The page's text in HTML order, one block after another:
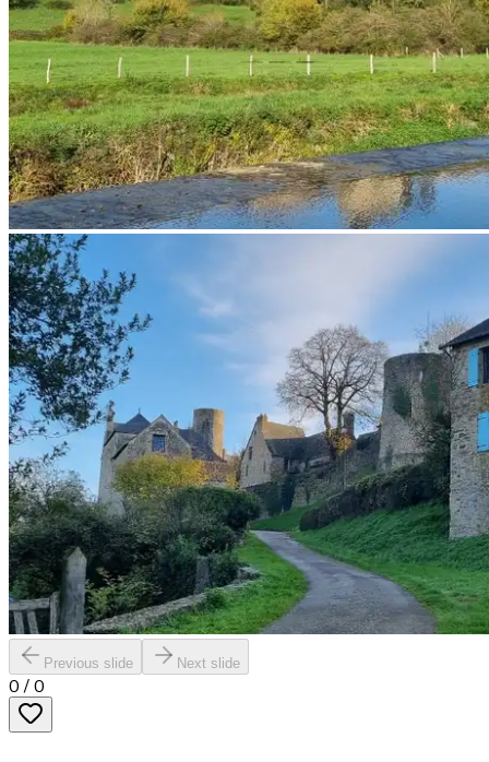
Previous slide Next slide
0 / 0